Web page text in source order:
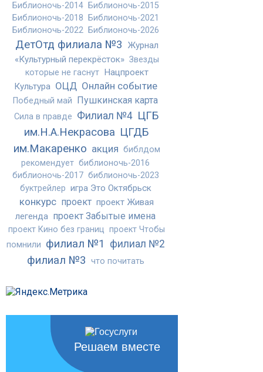
Библионочь-2014
Библионочь-2015
Библионочь-2018
Библионочь-2021
Библионочь-2022
Библионочь-2026
ДетОтд филиала №3
Журнал
«Культурный перекрёсток» Звезды
которые не гаснут Нацпроект
Культура ОЦД Онлайн событие
Победный май Пушкинская карта
Сила в правде Филиал №4 ЦГБ
им.Н.А.Некрасова ЦГДБ
им.Макаренко акция библдом
рекомендует библионочь-2016
библионочь-2017 библионочь-2023
буктрейлер игра Это Октябрьск
конкурс проект проект Живая
легенда проект Забытые имена
проект Кино без границ проект Чтобы
помнили филиал №1 филиал №2
филиал №3 что почитать
Решаем вместе